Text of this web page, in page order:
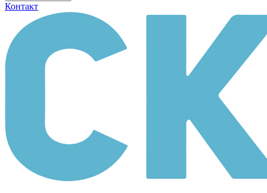
Контакт